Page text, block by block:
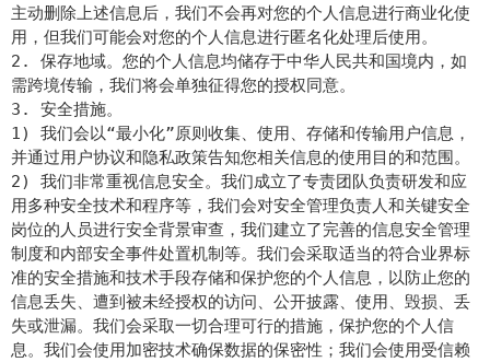
主动删除上述信息后，我们不会再对您的个人信息进行商业化使
用，但我们可能会对您的个人信息进行匿名化处理后使用。
2. 保存地域。您的个人信息均储存于中华人民共和国境内，如
需跨境传输，我们将会单独征得您的授权同意。
3. 安全措施。
1) 我们会以“最小化”原则收集、使用、存储和传输用户信息，
并通过用户协议和隐私政策告知您相关信息的使用目的和范围。
2) 我们非常重视信息安全。我们成立了专责团队负责研发和应
用多种安全技术和程序等，我们会对安全管理负责人和关键安全
岗位的人员进行安全背景审查，我们建立了完善的信息安全管理
制度和内部安全事件处置机制等。我们会采取适当的符合业界标
准的安全措施和技术手段存储和保护您的个人信息，以防止您的
信息丢失、遭到被未经授权的访问、公开披露、使用、毁损、丢
失或泄漏。我们会采取一切合理可行的措施，保护您的个人信
息。我们会使用加密技术确保数据的保密性；我们会使用受信赖